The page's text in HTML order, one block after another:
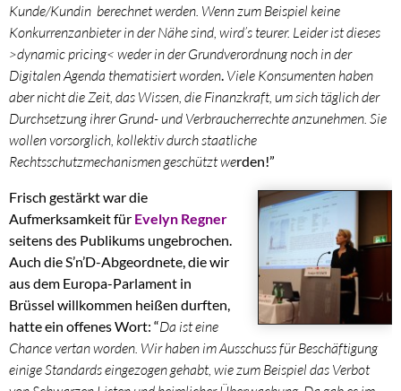
Kunde/Kundin berechnet werden. Wenn zum Beispiel keine
Konkurrenzanbieter in der Nähe sind, wird’s teurer. Leider ist dieses
>dynamic pricing< weder in der Grundverordnung noch in der
Digitalen Agenda thematisiert worden Viele Konsumenten haben
aber nicht die Zeit, das Wissen, die Finanzkraft, um sich täglich der
Durchsetzung ihrer Grund- und Verbraucherrechte anzunehmen. Sie
wollen vorsorglich, kollektiv durch staatliche
Rechtsschutzmechanismen geschützt werden!”
Frisch gestärkt war die
Aufmerksamkeit für Evelyn Regner
seitens des Publikums ungebrochen.
Auch die S’n’D-Abgeordnete, die wir
aus dem Europa-Parlament in
Brüssel willkommen heißen durften,
hatte ein offenes Wort: “Da ist eine
Chance vertan worden. Wir haben im Ausschuss für Beschäftigung
einige Standards eingezogen gehabt, wie zum Beispiel das Verbot